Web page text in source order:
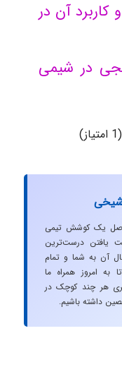
کاربرد آن در
در شیمی
شیخی
یک کوشش تیمی
یافتن درست‌ترین
آن به شما و تمام
به امروز همراه ما
هر چند کوچک در
داشته باشیم.